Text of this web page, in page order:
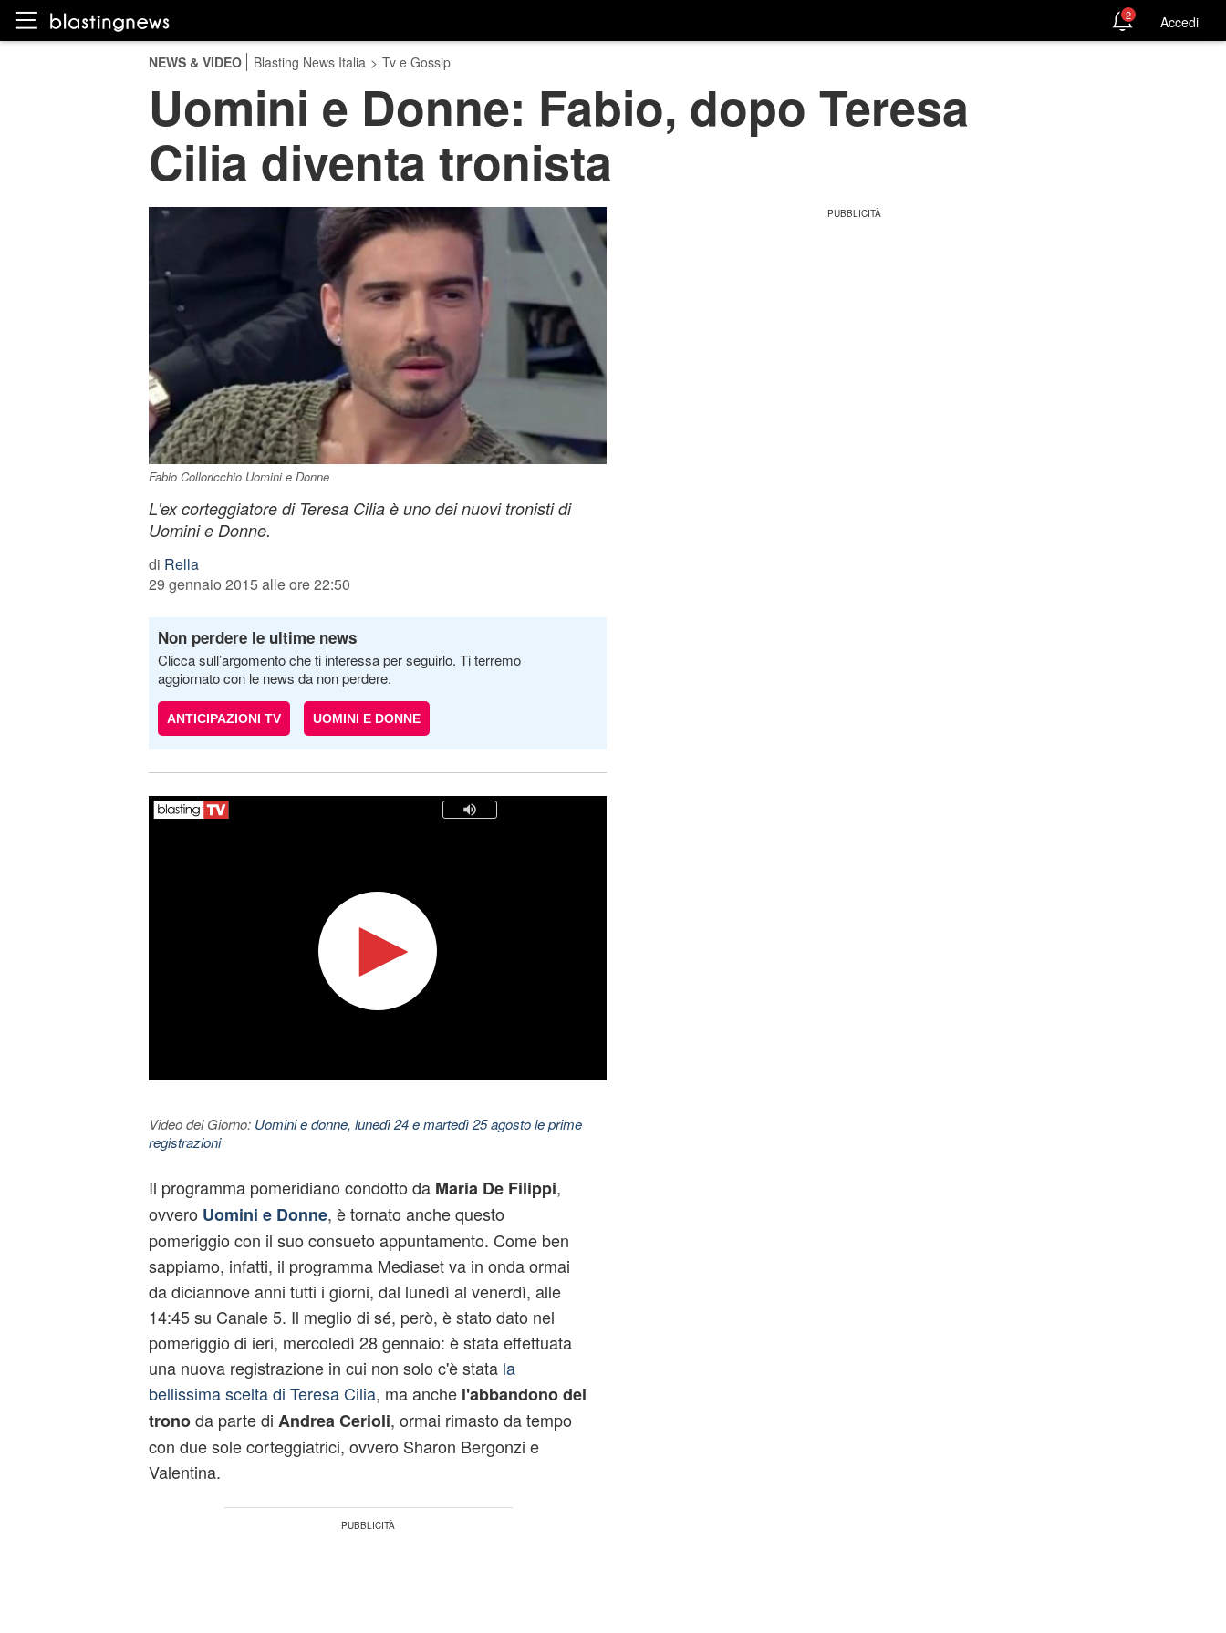
2 Accedi
NEWS & VIDEO Blasting News Italia > Tv e Gossip
Uomini e Donne: Fabio, dopo Teresa
Cilia diventa tronista
Fabio Colloricchio Uomini e Donne
L'ex corteggiatore di Teresa Cilia è uno dei nuovi tronisti di
Uomini e Donne.
di Rella
29 gennaio 2015 alle ore 22:50
Non perdere le ultime news
Clicca sull’argomento che ti interessa per seguirlo. Ti terremo
aggiornato con le news da non perdere.
ANTICIPAZIONI TV UOMINI E DONNE
Video del Giorno: Uomini e donne, lunedì 24 e martedì 25 agosto le prime
registrazioni
Il programma pomeridiano condotto da Maria De Filippi,
ovvero Uomini e Donne, è tornato anche questo
pomeriggio con il suo consueto appuntamento. Come ben
sappiamo, infatti, il programma Mediaset va in onda ormai
da diciannove anni tutti i giorni, dal lunedì al venerdì, alle
14:45 su Canale 5. Il meglio di sé, però, è stato dato nel
pomeriggio di ieri, mercoledì 28 gennaio: è stata effettuata
una nuova registrazione in cui non solo c'è stata la
bellissima scelta di Teresa Cilia, ma anchel'abbandono del
tronoda parte di Andrea Cerioli, ormai rimasto da tempo
con due sole corteggiatrici, ovvero Sharon Bergonzi e
Valentina.